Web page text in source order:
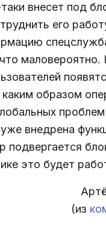
внесет под
его
каким образом
внедрена
подвергается
это будет
(из